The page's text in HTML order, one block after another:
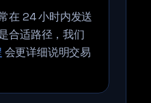
在 24 小时内发送
合适路径，我们
会更详细说明交易